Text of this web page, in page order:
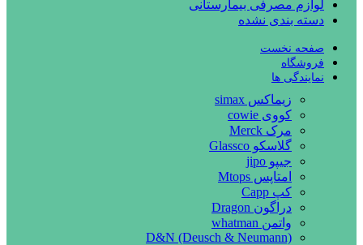
لوازم مصرفی بیمارستانی
دسته بندی نشده
صفحه نخست
فروشگاه
نمایندگی ها
زیماکس simax
کووی cowie
مرک Merck
گلاسکو Glassco
جیپو jipo
امتاپس Mtops
کپ Capp
دراگون Dragon
واتمن whatman
D&N (Deusch & Neumann)